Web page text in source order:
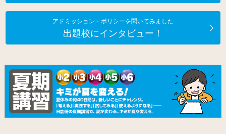
アドミッション・ポリシーを聞いてみました
出題校にインタビュー！